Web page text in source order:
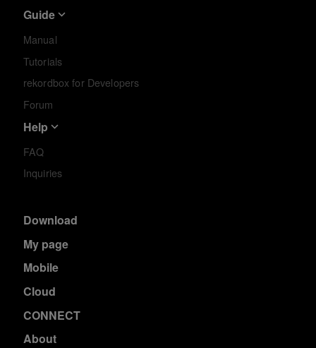
Guide
Manual
Tutorials
rekordbox for Developers
Forum
Help
FAQ
Inquiries
Download
My page
Mobile
Cloud
CONNECT
About